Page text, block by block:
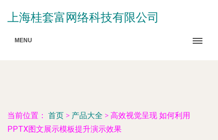
上海桂套富网络科技有限公司
MENU
当前位置： 首页 > 产品大全 > 高效视觉呈现 如何利用
PPTX图文展示模板提升演示效果